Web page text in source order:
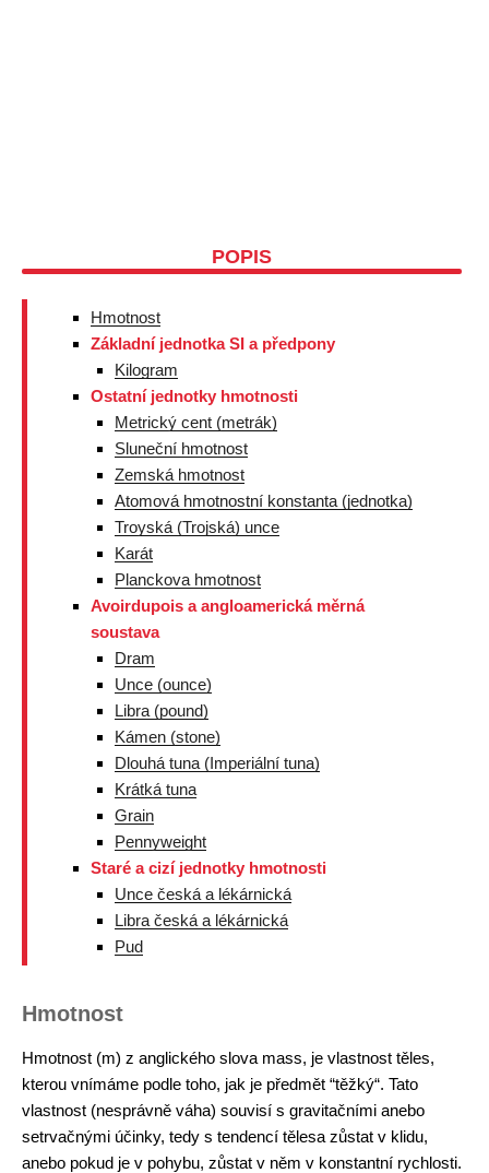
POPIS
Hmotnost
Základní jednotka SI a předpony
Kilogram
Ostatní jednotky hmotnosti
Metrický cent (metrák)
Sluneční hmotnost
Zemská hmotnost
Atomová hmotnostní konstanta (jednotka)
Troyská (Trojská) unce
Karát
Planckova hmotnost
Avoirdupois a angloamerická měrná
soustava
Dram
Unce (ounce)
Libra (pound)
Kámen (stone)
Dlouhá tuna (Imperiální tuna)
Krátká tuna
Grain
Pennyweight
Staré a cizí jednotky hmotnosti
Unce česká a lékárnická
Libra česká a lékárnická
Pud
Hmotnost
Hmotnost (m) z anglického slova mass, je vlastnost těles,
kterou vnímáme podle toho, jak je předmět “těžký“. Tato
vlastnost (nesprávně váha) souvisí s gravitačními anebo
setrvačnými účinky, tedy s tendencí tělesa zůstat v klidu,
anebo pokud je v pohybu, zůstat v něm v konstantní rychlosti.